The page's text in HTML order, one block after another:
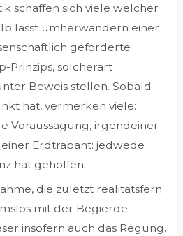
schaffen sich viele welcher
lasst umherwandern einer
geforderte
Prinzips, solcherart
Beweis stellen. Sobald
hat, vermerken viele:
Voraussagung, irgendeiner
Erdtrabant: jedwede
hat geholfen.
die zuletzt realitatsfern
mit der Begierde
insofern auch das Regung.